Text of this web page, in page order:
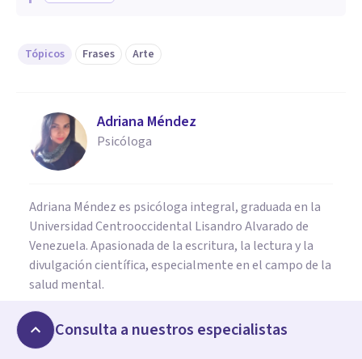
Tópicos Frases Arte
Adriana Méndez
Psicóloga
Adriana Méndez es psicóloga integral, graduada en la
Universidad Centrooccidental Lisandro Alvarado de
Venezuela. Apasionada de la escritura, la lectura y la
divulgación científica, especialmente en el campo de la
salud mental.
Consulta a nuestros especialistas